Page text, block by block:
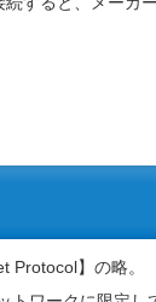
Protocol】の略。